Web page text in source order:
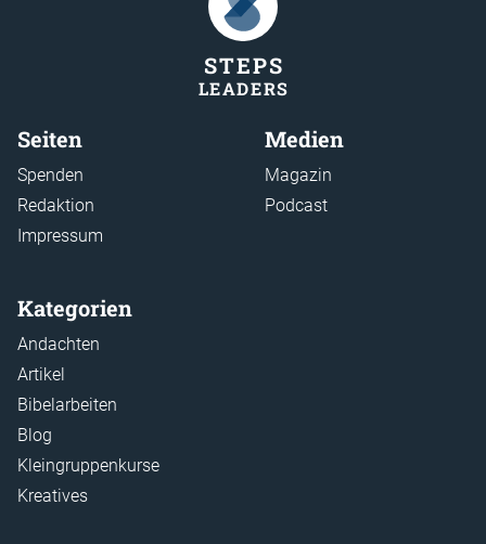
STEPS
LEADERS
Seiten
Spenden
Redaktion
Impressum
Medien
Magazin
Podcast
Kategorien
Andachten
Artikel
Bibelarbeiten
Blog
Kleingruppenkurse
Kreatives